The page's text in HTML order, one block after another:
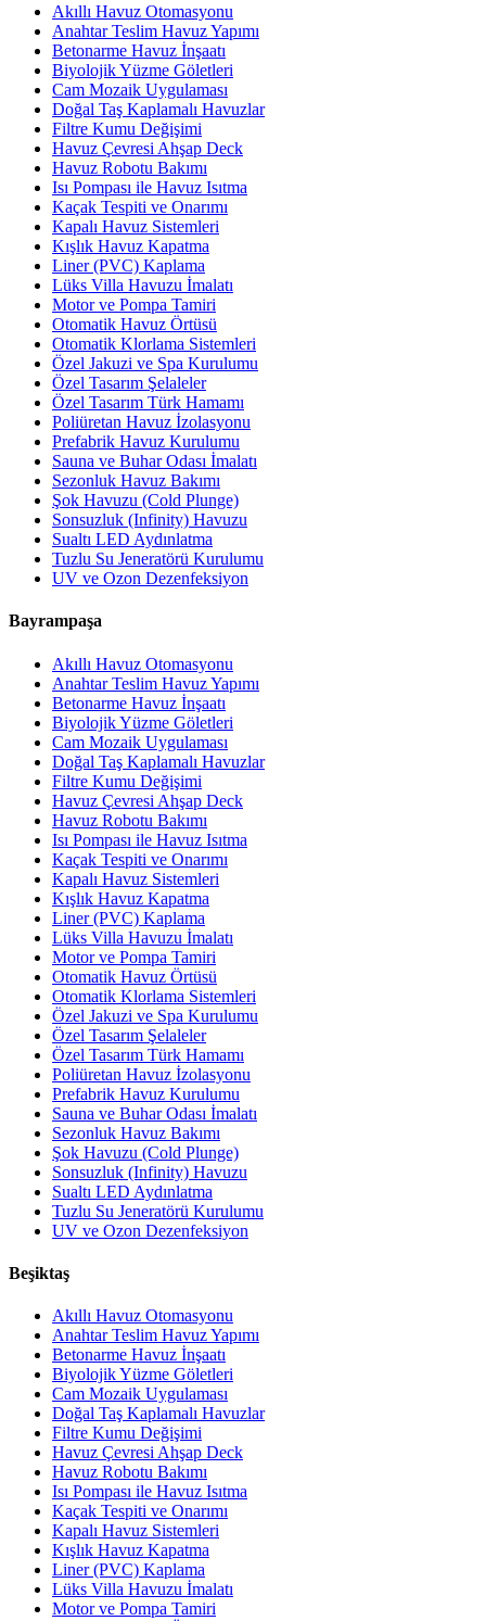
Akıllı Havuz Otomasyonu
Anahtar Teslim Havuz Yapımı
Betonarme Havuz İnşaatı
Biyolojik Yüzme Göletleri
Cam Mozaik Uygulaması
Doğal Taş Kaplamalı Havuzlar
Filtre Kumu Değişimi
Havuz Çevresi Ahşap Deck
Havuz Robotu Bakımı
Isı Pompası ile Havuz Isıtma
Kaçak Tespiti ve Onarımı
Kapalı Havuz Sistemleri
Kışlık Havuz Kapatma
Liner (PVC) Kaplama
Lüks Villa Havuzu İmalatı
Motor ve Pompa Tamiri
Otomatik Havuz Örtüsü
Otomatik Klorlama Sistemleri
Özel Jakuzi ve Spa Kurulumu
Özel Tasarım Şelaleler
Özel Tasarım Türk Hamamı
Poliüretan Havuz İzolasyonu
Prefabrik Havuz Kurulumu
Sauna ve Buhar Odası İmalatı
Sezonluk Havuz Bakımı
Şok Havuzu (Cold Plunge)
Sonsuzluk (Infinity) Havuzu
Sualtı LED Aydınlatma
Tuzlu Su Jeneratörü Kurulumu
UV ve Ozon Dezenfeksiyon
Bayrampaşa
Akıllı Havuz Otomasyonu
Anahtar Teslim Havuz Yapımı
Betonarme Havuz İnşaatı
Biyolojik Yüzme Göletleri
Cam Mozaik Uygulaması
Doğal Taş Kaplamalı Havuzlar
Filtre Kumu Değişimi
Havuz Çevresi Ahşap Deck
Havuz Robotu Bakımı
Isı Pompası ile Havuz Isıtma
Kaçak Tespiti ve Onarımı
Kapalı Havuz Sistemleri
Kışlık Havuz Kapatma
Liner (PVC) Kaplama
Lüks Villa Havuzu İmalatı
Motor ve Pompa Tamiri
Otomatik Havuz Örtüsü
Otomatik Klorlama Sistemleri
Özel Jakuzi ve Spa Kurulumu
Özel Tasarım Şelaleler
Özel Tasarım Türk Hamamı
Poliüretan Havuz İzolasyonu
Prefabrik Havuz Kurulumu
Sauna ve Buhar Odası İmalatı
Sezonluk Havuz Bakımı
Şok Havuzu (Cold Plunge)
Sonsuzluk (Infinity) Havuzu
Sualtı LED Aydınlatma
Tuzlu Su Jeneratörü Kurulumu
UV ve Ozon Dezenfeksiyon
Beşiktaş
Akıllı Havuz Otomasyonu
Anahtar Teslim Havuz Yapımı
Betonarme Havuz İnşaatı
Biyolojik Yüzme Göletleri
Cam Mozaik Uygulaması
Doğal Taş Kaplamalı Havuzlar
Filtre Kumu Değişimi
Havuz Çevresi Ahşap Deck
Havuz Robotu Bakımı
Isı Pompası ile Havuz Isıtma
Kaçak Tespiti ve Onarımı
Kapalı Havuz Sistemleri
Kışlık Havuz Kapatma
Liner (PVC) Kaplama
Lüks Villa Havuzu İmalatı
Motor ve Pompa Tamiri